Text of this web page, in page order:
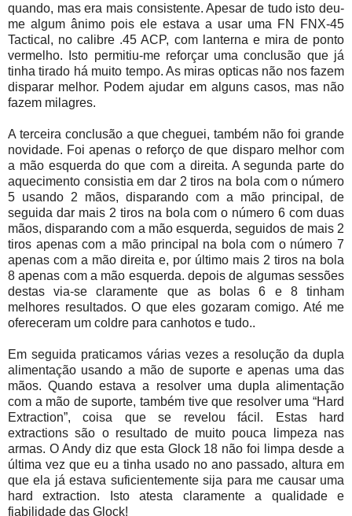
quando, mas era mais consistente. Apesar de tudo isto deu-
me algum ânimo pois ele estava a usar uma FN FNX-45
Tactical, no calibre .45 ACP, com lanterna e mira de ponto
vermelho. Isto permitiu-me reforçar uma conclusão que já
tinha tirado há muito tempo. As miras opticas não nos fazem
disparar melhor. Podem ajudar em alguns casos, mas não
fazem milagres.
A terceira conclusão a que cheguei, também não foi grande
novidade. Foi apenas o reforço de que disparo melhor com
a mão esquerda do que com a direita. A segunda parte do
aquecimento consistia em dar 2 tiros na bola com o número
5 usando 2 mãos, disparando com a mão principal, de
seguida dar mais 2 tiros na bola com o número 6 com duas
mãos, disparando com a mão esquerda, seguidos de mais 2
tiros apenas com a mão principal na bola com o número 7
apenas com a mão direita e, por último mais 2 tiros na bola
8 apenas com a mão esquerda. depois de algumas sessões
destas via-se claramente que as bolas 6 e 8 tinham
melhores resultados. O que eles gozaram comigo. Até me
ofereceram um coldre para canhotos e tudo..
Em seguida praticamos várias vezes a resolução da dupla
alimentação usando a mão de suporte e apenas uma das
mãos. Quando estava a resolver uma dupla alimentação
com a mão de suporte, também tive que resolver uma “Hard
Extraction”, coisa que se revelou fácil. Estas hard
extractions são o resultado de muito pouca limpeza nas
armas. O Andy diz que esta Glock 18 não foi limpa desde a
última vez que eu a tinha usado no ano passado, altura em
que ela já estava suficientemente sija para me causar uma
hard extraction. Isto atesta claramente a qualidade e
fiabilidade das Glock!